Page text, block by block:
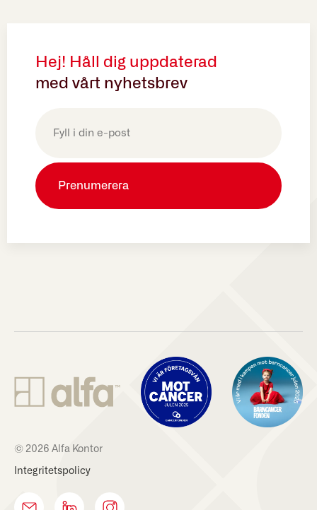
Hej! Håll dig uppdaterad
med vårt nyhetsbrev
(Obligatoriskt)
© 2026 Alfa Kontor
Integritetspolicy